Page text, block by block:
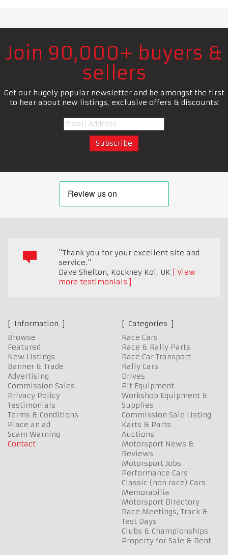
Join 90,000+ buyers &
sellers
Get our hugely popular newsletter and be amongst the first
to hear about new listings, exclusive offers & discounts!
"Thank you for your excellent site and
service."
Dave Shelton, Kockney Koi, UK
View
more testimonials
Information
Browse
Featured
New Listings
Banner & Trade
Advertising
Commission Sales
Privacy Policy
Testimonials
Terms & Conditions
Place an ad
Scam Warning
Contact
Categories
Race Cars
Race & Rally Parts
Race Car Transport
Rally Cars
Drives
Pit Equipment
Workshop Equipment &
Supplies
Commission Sale Listing
Karts & Parts
Auctions
Motorsport News &
Reviews
Motorsport Jobs
Performance Cars
Classic (non race) Cars
Memorabilia
Motorsport Directory
Race Meetings, Track &
Test Days
Clubs & Championships
Property for Sale & Rent